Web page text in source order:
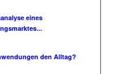
eines
den Alltag?